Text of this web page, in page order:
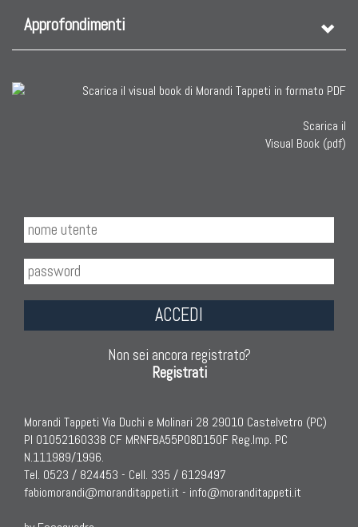
Approfondimenti
Scarica il
Visual Book (pdf)
ACCEDI
Non sei ancora registrato?
Registrati
Morandi Tappeti Via Duchi e Molinari 28 29010 Castelvetro (PC)
PI 01052160338 CF MRNFBA55P08D150F Reg.Imp. PC
N.111989/1996.
Tel. 0523 / 824453 - Cell. 335 / 6129497
fabiomorandi@moranditappeti.it - info@moranditappeti.it